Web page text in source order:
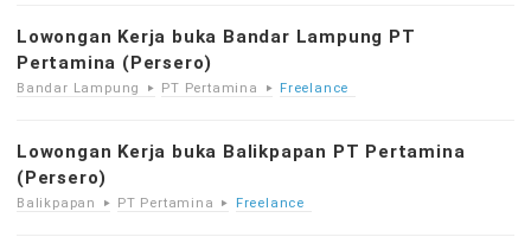
Lowongan Kerja buka Bandar Lampung PT
Pertamina (Persero)
Bandar Lampung PT Pertamina Freelance
Lowongan Kerja buka Balikpapan PT Pertamina
(Persero)
Balikpapan PT Pertamina Freelance